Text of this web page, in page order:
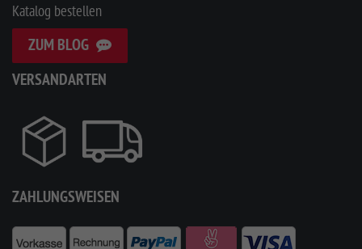
Katalog bestellen
ZUM BLOG
VERSANDARTEN
ZAHLUNGSWEISEN